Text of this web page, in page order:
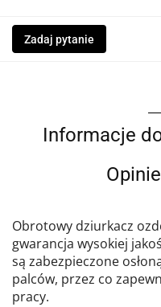
Zadaj pytanie
Informacje
Obrotowy dziurkacz
gwarancja wysokiej
są zabezpieczone
palców, przez co
pracy.